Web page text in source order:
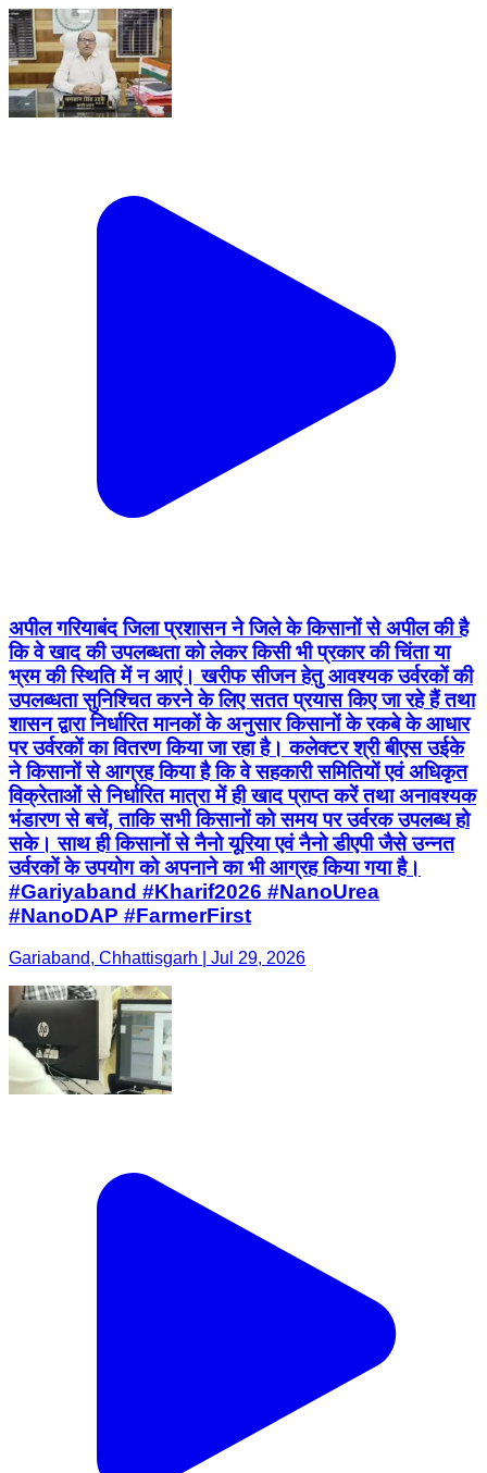
अपील गरियाबंद जिला प्रशासन ने जिले के किसानों से अपील की है
कि वे खाद की उपलब्धता को लेकर किसी भी प्रकार की चिंता या
भ्रम की स्थिति में न आएं। खरीफ सीजन हेतु आवश्यक उर्वरकों की
उपलब्धता सुनिश्चित करने के लिए सतत प्रयास किए जा रहे हैं तथा
शासन द्वारा निर्धारित मानकों के अनुसार किसानों के रकबे के आधार
पर उर्वरकों का वितरण किया जा रहा है। कलेक्टर श्री बीएस उईके
ने किसानों से आग्रह किया है कि वे सहकारी समितियों एवं अधिकृत
विक्रेताओं से निर्धारित मात्रा में ही खाद प्राप्त करें तथा अनावश्यक
भंडारण से बचें, ताकि सभी किसानों को समय पर उर्वरक उपलब्ध हो
सके। साथ ही किसानों से नैनो यूरिया एवं नैनो डीएपी जैसे उन्नत
उर्वरकों के उपयोग को अपनाने का भी आग्रह किया गया है।
#Gariyaband #Kharif2026 #NanoUrea
#NanoDAP #FarmerFirst
Gariaband, Chhattisgarh | Jul 29, 2026